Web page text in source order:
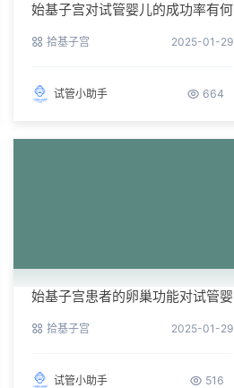
始基子宫对试管婴儿的成功率有何
拾基子宫 2025-01-29
试管小助手 664
始基子宫患者的卵巢功能对试管婴
拾基子宫 2025-01-29
试管小助手 516